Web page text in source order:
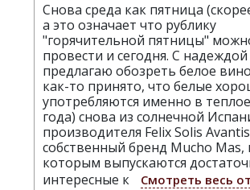
Снова среда как пятница
а это означает что рублику
"горячительной пятницы"
провести и сегодня. С
предлагаю обозреть белое
как-то принято, что белые
употребляются именно в
года) снова из солнечной
производителя Felix Solis
собственный бренд Mucho Mas,
которым выпускаются
интересные к
Смотреть весь